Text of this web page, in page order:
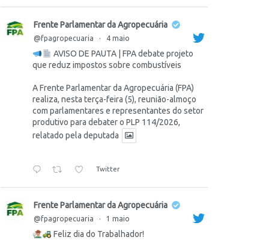
Frente Parlamentar da Agropecuária
@fpagropecuaria · 4 maio
AVISO DE PAUTA | FPA debate projeto
que reduz impostos sobre combustíveis
A Frente Parlamentar da Agropecuária (FPA)
realiza, nesta terça-feira (5), reunião-almoço
com parlamentares e representantes do setor
produtivo para debater o PLP 114/2026,
relatado pela deputada
Twitter
Frente Parlamentar da Agropecuária
@fpagropecuaria · 1 maio
Feliz dia do Trabalhador!